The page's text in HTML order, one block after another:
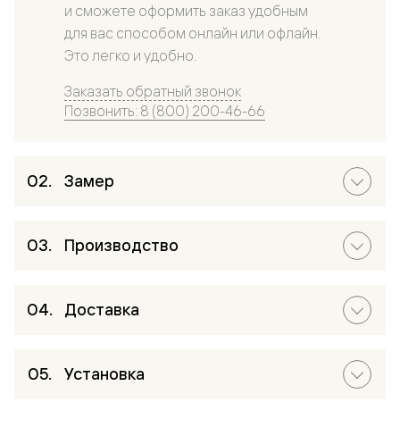
и сможете оформить заказ удобным
для вас способом онлайн или офлайн.
Это легко и удобно.
Заказать обратный звонок
Позвонить: 8 (800) 200-46-66
Замер
Производство
Доставка
Установка